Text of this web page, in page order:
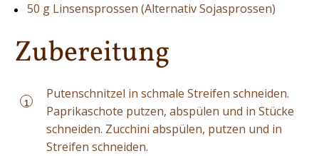
50 g Linsensprossen (Alternativ Sojasprossen)
Zubereitung
1
Putenschnitzel in schmale Streifen schneiden.
Paprikaschote putzen, abspülen und in Stücke
schneiden. Zucchini abspülen, putzen und in
Streifen schneiden.